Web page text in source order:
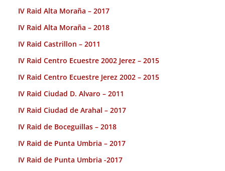
IV Raid Alta Moraña – 2017
IV Raid Alta Moraña – 2018
IV Raid Castrillon – 2011
IV Raid Centro Ecuestre 2002 Jerez – 2015
IV Raid Centro Ecuestre Jerez 2002 – 2015
IV Raid Ciudad D. Alvaro – 2011
IV Raid Ciudad de Arahal – 2017
IV Raid de Boceguillas – 2018
IV Raid de Punta Umbria – 2017
IV Raid de Punta Umbria -2017